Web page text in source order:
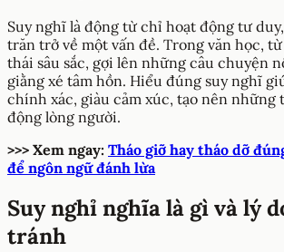
Suy nghĩ là động từ chỉ hoạt động tư
trăn trở về một vấn đề. Trong văn học, từ
thái sâu sắc, gợi lên những câu chuyện
giằng xé tâm hồn. Hiểu đúng suy nghĩ
chính xác, giàu cảm xúc, tạo nên những
động lòng người.
>>> Xem ngay: Tháo giỡ hay tháo dỡ
để ngôn ngữ đánh lừa
Suy nghỉ nghĩa là gì và lý
tránh